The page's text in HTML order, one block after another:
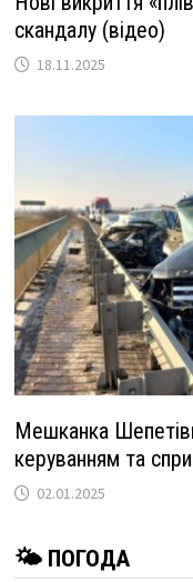
скандалу (відео)
18.11.2025
Мешканка
керуванням та
02.01.2025
🌤 ПОГОДА